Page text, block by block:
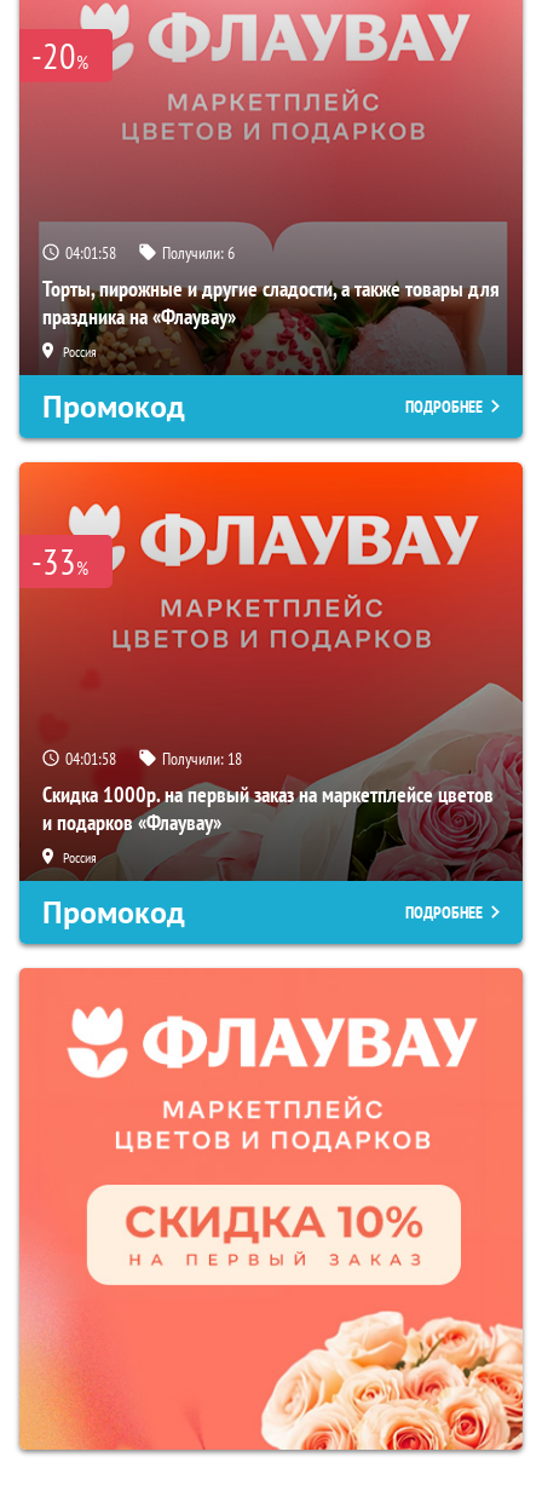
-20%
04:01:57 Получили:6
Торты, пирожные и другие сладости, а также товары для
праздника на «Флаувау»
Россия
Промокод ПОДРОБНЕЕ
-33%
04:01:57 Получили: 18
Скидка 1000р. на первый заказ на маркетплейсе цветов
и подарков «Флаувау»
Россия
Промокод ПОДРОБНЕЕ